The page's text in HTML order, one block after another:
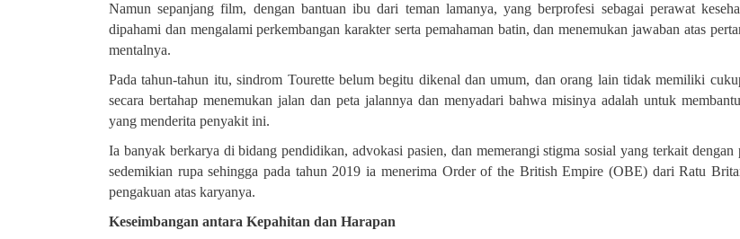
Namun sepanjang film, dengan bantuan ibu dari teman lamanya, yang berprofesi sebagai perawat
dipahami dan mengalami perkembangan karakter serta pemahaman batin, dan menemukan jawaban atas
mentalnya.
Pada tahun-tahun itu, sindrom Tourette belum begitu dikenal dan umum, dan orang lain tidak memiliki
secara bertahap menemukan jalan dan peta jalannya dan menyadari bahwa misinya adalah untuk
yang menderita penyakit ini.
Ia banyak berkarya di bidang pendidikan, advokasi pasien, dan memerangi stigma sosial yang terkait dengan
sedemikian rupa sehingga pada tahun 2019 ia menerima Order of the British Empire (OBE) dari Ratu
pengakuan atas karyanya.
Keseimbangan antara Kepahitan dan Harapan